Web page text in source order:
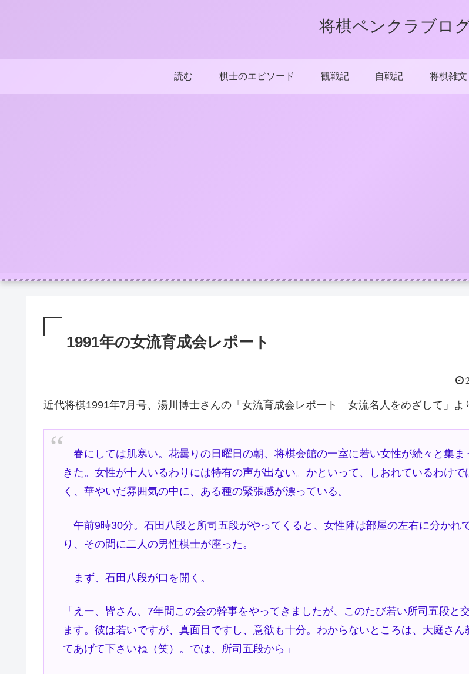
将棋ペンクラブロ
読む 棋士のエピソード 観戦記 自戦記 将棋雑文
1991年の女流育成会レポート
近代将棋1991年7月号、湯川博士さんの「女流育成会レポート 女流名人をめざして」よ
春にしては肌寒い。花曇りの日曜日の朝、将棋会館の一室に若い女性が続々と集ま
きた。女性が十人いるわりには特有の声が出ない。かといって、しおれているわけで
く、華やいだ雰囲気の中に、ある種の緊張感が漂っている。
午前9時30分。石田八段と所司五段がやってくると、女性陣は部屋の左右に分かれ
り、その間に二人の男性棋士が座った。
まず、石田八段が口を開く。
「えー、皆さん、7年間この会の幹事をやってきましたが、このたび若い所司五段と
ます。彼は若いですが、真面目ですし、意欲も十分。わからないところは、大庭さん
てあげて下さいね（笑）。では、所司五段から」